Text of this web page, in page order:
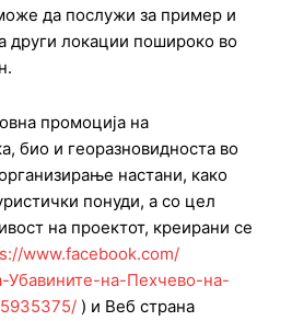
да послужи за пример и
други локации пошироко во
промоција на
био и георазновидноста во
настани, како
понуди, а со цел
на проектот, креирани се
www.facebook.com/
Убавините-на-Пехчево-на-
) и Веб страна